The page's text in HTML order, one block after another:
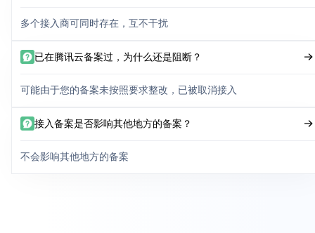
多个接入商可同时存在，互不干扰
已在腾讯云备案过，为什么还是阻断？
可能由于您的备案未按照要求整改，已被取消接入
接入备案是否影响其他地方的备案？
不会影响其他地方的备案